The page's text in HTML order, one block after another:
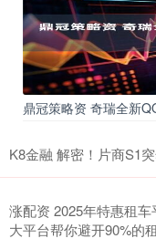
鼎冠策略资 奇瑞全新
K8金融 解密！片商S1
涨配资 2025年特惠租
大平台帮你避开90%的